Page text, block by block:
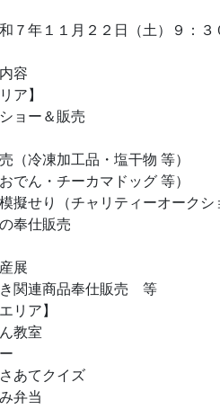
７年１１月２２日（土）９：３
容
ア】
ョー＆販売
（冷凍加工品・塩干物 等）
でん・チーカマドッグ 等）
擬せり（チャリティーオークシ
奉仕販売
展
き関連商品奉仕販売 等
リア】
教室
あてクイズ
弁当